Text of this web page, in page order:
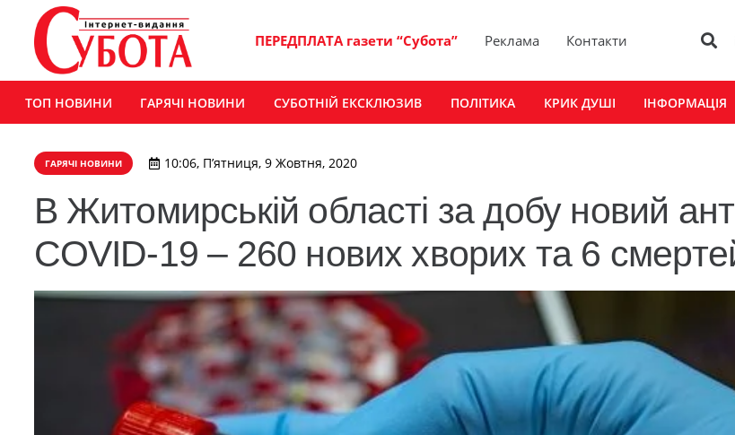
ПЕРЕДПЛАТА газети “Субота” Реклама Контакти
ТОП НОВИНИ ГАРЯЧІ НОВИНИ СУБОТНІЙ ЕКСКЛЮЗИВ ПОЛІТИКА КРИК ДУШІ ІНФОРМАЦІЯ
ГАРЯЧІ НОВИНИ 10:06, П’ятниця, 9 Жовтня, 2020
В Житомирській області за добу новий
COVID-19 – 260 нових хворих та 6